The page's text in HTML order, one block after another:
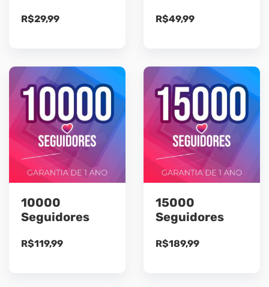
R$29,99 R$49,99
10000
Seguidores
R$119,99
15000
Seguidores
R$189,99